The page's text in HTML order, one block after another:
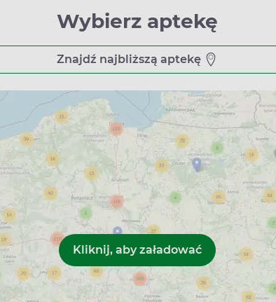
– pewny sposób na
i bezpiecznie, a odbiór w wybranej aptece w
diety, kosmetyków aptecznych oraz
zamów teraz, aby mieć pewność szybkiego i
Wybierz aptekę
Znajdź najbliższą aptekę